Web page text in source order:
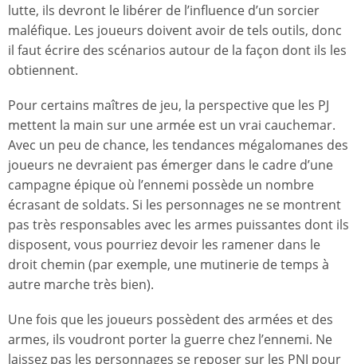
lutte, ils devront le libérer de l’influence d’un sorcier
maléfique. Les joueurs doivent avoir de tels outils, donc
il faut écrire des scénarios autour de la façon dont ils les
obtiennent.
Pour certains maîtres de jeu, la perspective que les PJ
mettent la main sur une armée est un vrai cauchemar.
Avec un peu de chance, les tendances mégalomanes des
joueurs ne devraient pas émerger dans le cadre d’une
campagne épique où l’ennemi possède un nombre
écrasant de soldats. Si les personnages ne se montrent
pas très responsables avec les armes puissantes dont ils
disposent, vous pourriez devoir les ramener dans le
droit chemin (par exemple, une mutinerie de temps à
autre marche très bien).
Une fois que les joueurs possèdent des armées et des
armes, ils voudront porter la guerre chez l’ennemi. Ne
laissez pas les personnages se reposer sur les PNJ pour